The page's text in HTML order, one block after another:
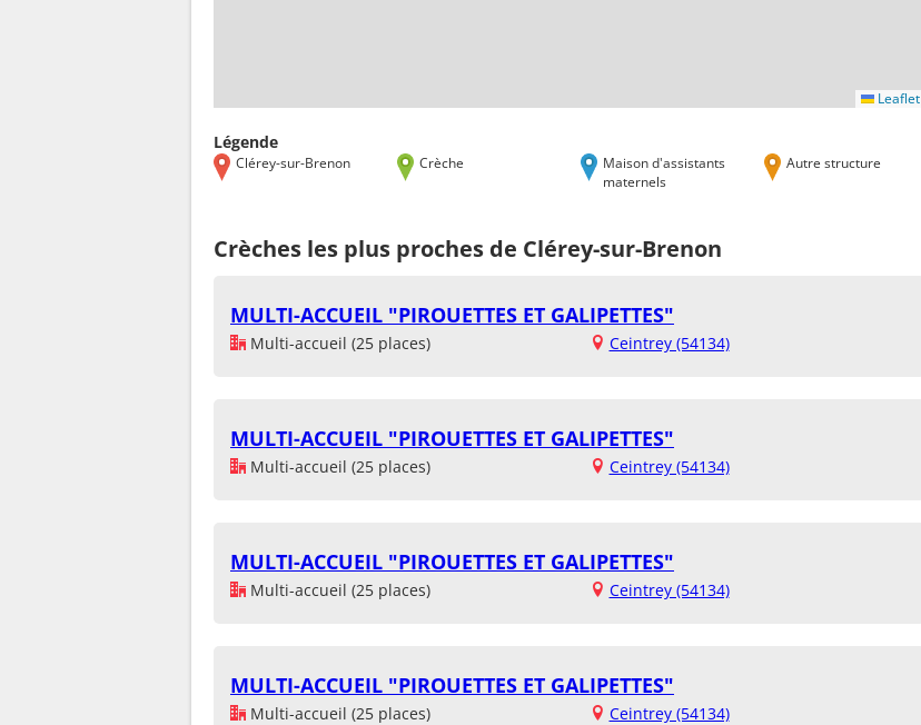
Leaflet
Légende
Clérey-sur-Brenon Crèche
Maison d'assistants
maternels
Autre structure
Crèches les plus proches de Clérey-sur-Brenon
MULTI-ACCUEIL "PIROUETTES ET GALIPETTES"
Multi-accueil (25 places) Ceintrey (54134)
MULTI-ACCUEIL "PIROUETTES ET GALIPETTES"
Multi-accueil (25 places) Ceintrey (54134)
MULTI-ACCUEIL "PIROUETTES ET GALIPETTES"
Multi-accueil (25 places) Ceintrey (54134)
MULTI-ACCUEIL "PIROUETTES ET GALIPETTES"
Multi-accueil (25 places) Ceintrey (54134)